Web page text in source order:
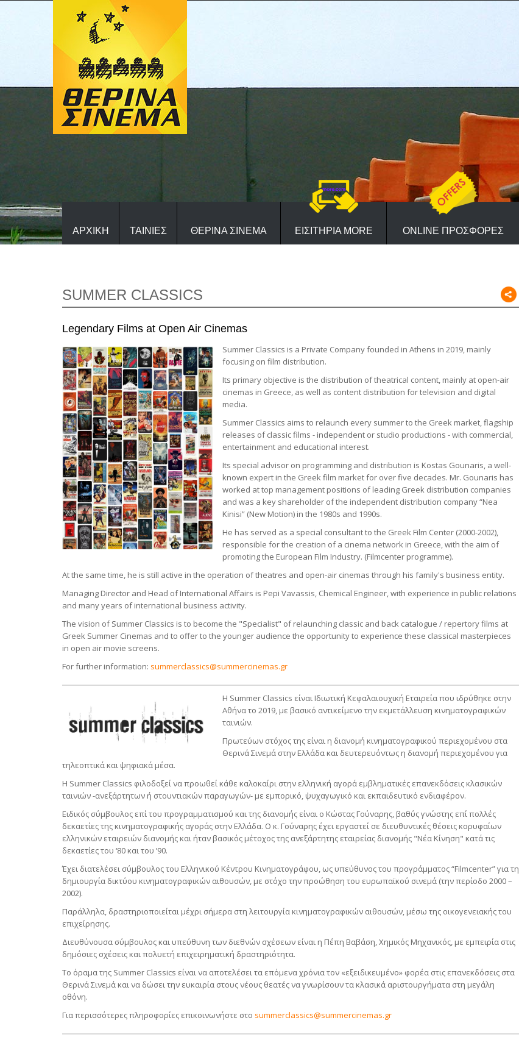
ΑΡΧΙΚΗ ΤΑΙΝΙΕΣ ΘΕΡΙΝΑ ΣΙΝΕΜΑ ΕΙΣΙΤΗΡΙΑ MORE ONLINE ΠΡΟΣΦΟΡΕΣ
SUMMER CLASSICS
Legendary Films at Open Air Cinemas
Summer Classics is a Private Company founded in Athens in 2019, mainly
focusing on film distribution.
Its primary objective is the distribution of theatrical content, mainly at open-air
cinemas in Greece, as well as content distribution for television and digital
media.
Summer Classics aims to relaunch every summer to the Greek market, flagship
releases of classic films - independent or studio productions - with commercial,
entertainment and educational interest.
Its special advisor on programming and distribution is Kostas Gounaris, a well-
known expert in the Greek film market for over five decades. Mr. Gounaris has
worked at top management positions of leading Greek distribution companies
and was a key shareholder of the independent distribution company “Nea
Kinisi” (New Motion) in the 1980s and 1990s.
He has served as a special consultant to the Greek Film Center (2000-2002),
responsible for the creation of a cinema network in Greece, with the aim of
promoting the European Film Industry. (Filmcenter programme).
At the same time, he is still active in the operation of theatres and open-air cinemas through his family's business entity.
Managing Director and Head of International Affairs is Pepi Vavassis, Chemical Engineer, with experience in public relations
and many years of international business activity.
The vision of Summer Classics is to become the "Specialist" of relaunching classic and back catalogue / repertory films at
Greek Summer Cinemas and to offer to the younger audience the opportunity to experience these classical masterpieces
in open air movie screens.
For further information: summerclassics@summercinemas.gr
Η Summer Classics είναι Ιδιωτική Κεφαλαιουχική Εταιρεία που ιδρύθηκε στην
Αθήνα το 2019, με βασικό αντικείμενο την εκμετάλλευση κινηματογραφικών
ταινιών.
Πρωτεύων στόχος της είναι η διανομή κινηματογραφικού περιεχομένου στα
Θερινά Σινεμά στην Ελλάδα και δευτερευόντως η διανομή περιεχομένου για
τηλεοπτικά και ψηφιακά μέσα.
Η Summer Classics φιλοδοξεί να προωθεί κάθε καλοκαίρι στην ελληνική αγορά εμβληματικές επανεκδόσεις κλασικών
ταινιών -ανεξάρτητων ή στουντιακών παραγωγών- με εμπορικό, ψυχαγωγικό και εκπαιδευτικό ενδιαφέρον.
Ειδικός σύμβουλος επί του προγραμματισμού και της διανομής είναι ο Κώστας Γούναρης, βαθύς γνώστης επί πολλές
δεκαετίες της κινηματογραφικής αγοράς στην Ελλάδα. Ο κ. Γούναρης έχει εργαστεί σε διευθυντικές θέσεις κορυφαίων
ελληνικών εταιρειών διανομής και ήταν βασικός μέτοχος της ανεξάρτητης εταιρείας διανομής "Νέα Κίνηση" κατά τις
δεκαετίες του ‘80 και του ’90.
Έχει διατελέσει σύμβουλος του Ελληνικού Κέντρου Κινηματογράφου, ως υπεύθυνος του προγράμματος “Filmcenter” για τη
δημιουργία δικτύου κινηματογραφικών αιθουσών, με στόχο την προώθηση του ευρωπαϊκού σινεμά (την περίοδο 2000 –
2002).
Παράλληλα, δραστηριοποιείται μέχρι σήμερα στη λειτουργία κινηματογραφικών αιθουσών, μέσω της οικογενειακής του
επιχείρησης.
Διευθύνουσα σύμβουλος και υπεύθυνη των διεθνών σχέσεων είναι η Πέπη Βαβάση, Χημικός Μηχανικός, με εμπειρία στις
δημόσιες σχέσεις και πολυετή επιχειρηματική δραστηριότητα.
Το όραμα της Summer Classics είναι να αποτελέσει τα επόμενα χρόνια τον «εξειδικευμένο» φορέα στις επανεκδόσεις στα
Θερινά Σινεμά και να δώσει την ευκαιρία στους νέους θεατές να γνωρίσουν τα κλασικά αριστουργήματα στη μεγάλη
οθόνη.
Για περισσότερες πληροφορίες επικοινωνήστε στο summerclassics@summercinemas.gr